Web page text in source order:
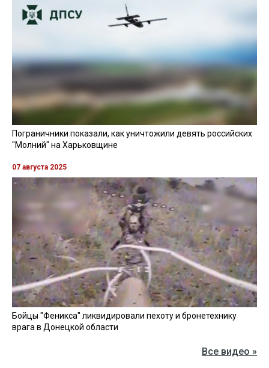
Пограничники показали, как уничтожили девять российских
"Молний" на Харьковщине
07 августа 2025
Бойцы "Феникса" ликвидировали пехоту и бронетехнику
врага в Донецкой области
Все видео »